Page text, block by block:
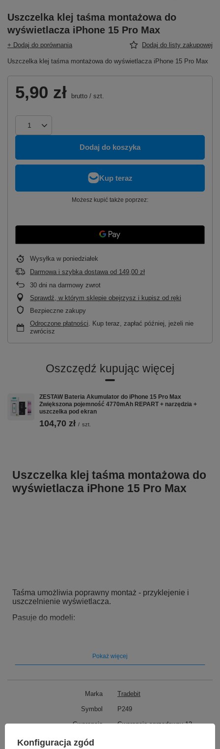
Uszczelka klej taśma montażowa do
wyświetlacza iPhone 15 Pro Max
+ Dodaj do porównania Dodaj do listy zakupowej
Uszczelka klej taśma montażowa do wyświetlacza iPhone 15 Pro Max
5,90 zł brutto / szt.
Dodaj do koszyka
Możesz kupić także poprzez:
Wysyłka w poniedziałek
Darmowa i szybka dostawa od 149,00 zł
30 dni na darmowy zwrot
Sprawdź, w którym sklepie obejrzysz i kupisz od ręki
Bezpieczne zakupy
Odroczone płatności . Kup teraz, zapłać później, jeżeli nie
zwrócisz
Oszczędź kupując więcej
ZESTAW Bateria Akumulator do iPhone 15 Pro Max
Zwiększona pojemność 4770mAh REPART + narzędzia +
uszczelka pod ekran
104,70 zł / szt.
Uszczelka klej taśma montażowa do
wyświetlacza iPhone 15 Pro Max
Taśma umożliwia poprawny montaż - przyklejenie i
uszczelnienie wyświetlacza.
Pasuje do modeli:
Pokaż więcej
Marka Tradebit
Symbol P249
Gwarancja
Gwarancja sprzedawcy 12
Rodzaj
Konfiguracja zgód